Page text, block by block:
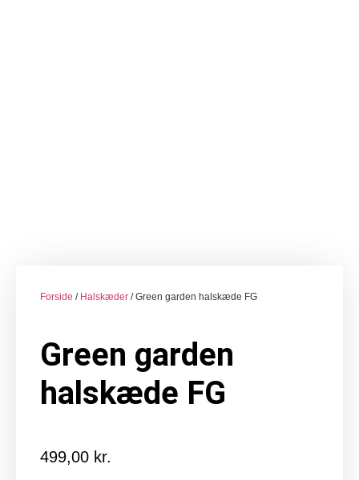
Forside / Halskæder / Green garden halskæde FG
Green garden
halskæde FG
499,00 kr.